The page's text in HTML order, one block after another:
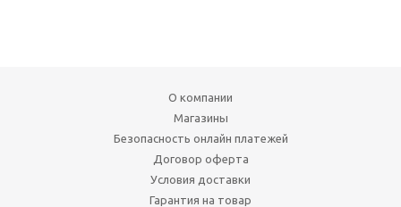
О компании
Магазины
Безопасность онлайн платежей
Договор оферта
Условия доставки
Гарантия на товар